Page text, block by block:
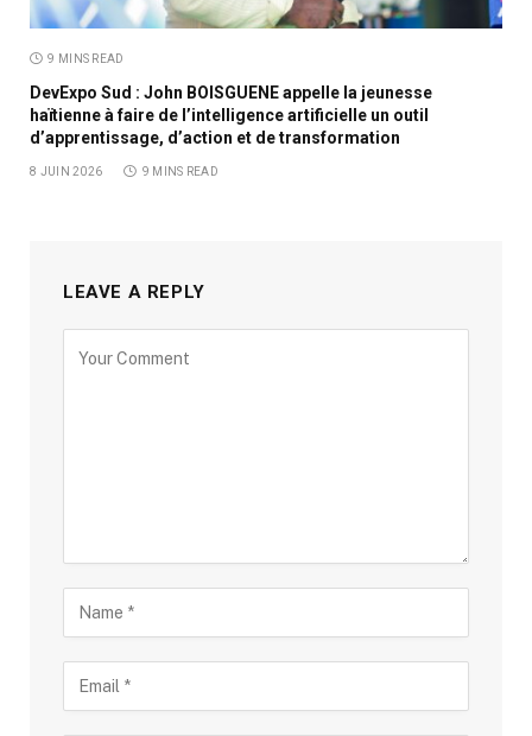
9 MINS READ
DevExpo Sud : John BOISGUENE appelle la jeunesse
haïtienne à faire de l’intelligence artificielle un outil
d’apprentissage, d’action et de transformation
8 JUIN 2026 9 MINS READ
LEAVE A REPLY